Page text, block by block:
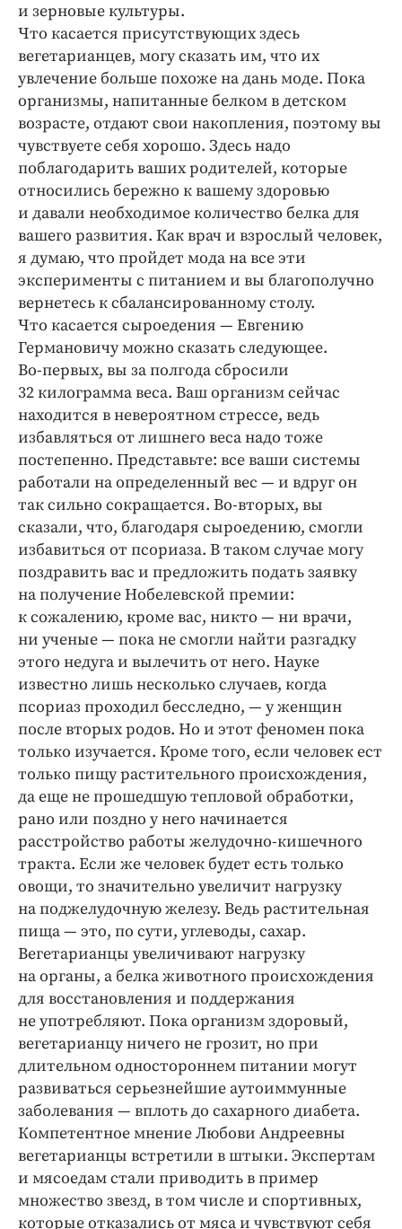
и зерновые культуры.
Что касается присутствующих здесь
вегетарианцев, могу сказать им, что их
увлечение больше похоже на дань моде. Пока
организмы, напитанные белком в детском
возрасте, отдают свои накопления, поэтому вы
чувствуете себя хорошо. Здесь надо
поблагодарить ваших родителей, которые
относились бережно к вашему здоровью
и давали необходимое количество белка для
вашего развития. Как врач и взрослый человек,
я думаю, что пройдет мода на все эти
эксперименты с питанием и вы благополучно
вернетесь к сбалансированному столу.
Что касается сыроедения — Евгению
Германовичу можно сказать следующее.
Во‑первых, вы за полгода сбросили
32 килограмма веса. Ваш организм сейчас
находится в невероятном стрессе, ведь
избавляться от лишнего веса надо тоже
постепенно. Представьте: все ваши системы
работали на определенный вес — и вдруг он
так сильно сокращается. Во‑вторых, вы
сказали, что, благодаря сыроедению, смогли
избавиться от псориаза. В таком случае могу
поздравить вас и предложить подать заявку
на получение Нобелевской премии:
к сожалению, кроме вас, никто — ни врачи,
ни ученые — пока не смогли найти разгадку
этого недуга и вылечить от него. Науке
известно лишь несколько случаев, когда
псориаз проходил бесследно, — у женщин
после вторых родов. Но и этот феномен пока
только изучается. Кроме того, если человек ест
только пищу растительного происхождения,
да еще не прошедшую тепловой обработки,
рано или поздно у него начинается
расстройство работы желудочно-кишечного
тракта. Если же человек будет есть только
овощи, то значительно увеличит нагрузку
на поджелудочную железу. Ведь растительная
пища — это, по сути, углеводы, сахар.
Вегетарианцы увеличивают нагрузку
на органы, а белка животного происхождения
для восстановления и поддержания
не употребляют. Пока организм здоровый,
вегетарианцу ничего не грозит, но при
длительном одностороннем питании могут
развиваться серьезнейшие аутоиммунные
заболевания — вплоть до сахарного диабета.
Компетентное мнение Любови Андреевны
вегетарианцы встретили в штыки. Экспертам
и мясоедам стали приводить в пример
множество звезд, в том числе и спортивных,
которые отказались от мяса и чувствуют себя